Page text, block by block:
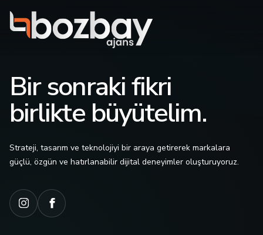
Bir sonraki fikri
birlikte büyütelim.
Strateji, tasarım ve teknolojiyi bir araya getirerek markalara
güçlü, özgün ve hatırlanabilir dijital deneyimler oluşturuyoruz.